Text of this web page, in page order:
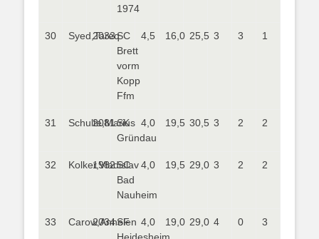
1974
30 Syed,Tareq
2033SC
Brett
vorm
Kopp
Ffm
4,5 16,0 25,5 3 3 1
31 Schulte,Marius
2081SK
Gründau
4,0 19,5 30,5 3 2 2
32 Kolker,Vladislav
1982SC
Bad
Nauheim
4,0 19,5 29,0 3 2 2
33 Carow,Annelen
2034SF
4,0 19,0 29,0 4 0 3